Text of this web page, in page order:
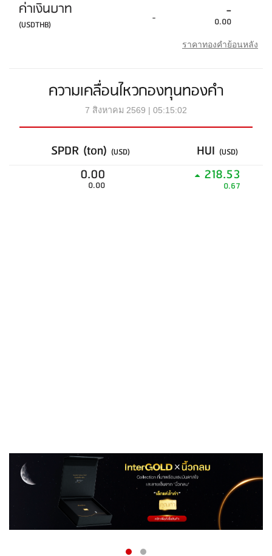
ค่าเงินบาท
(USDTHB) - -
0.00
ราคาทองคำย้อนหลัง
ความเคลื่อนไหวกองทุนทองคำ
7 สิงหาคม 2569 | 05:15:02
SPDR (ton) (USD) HUI (USD)
0.00
0.00
218.53
0.67